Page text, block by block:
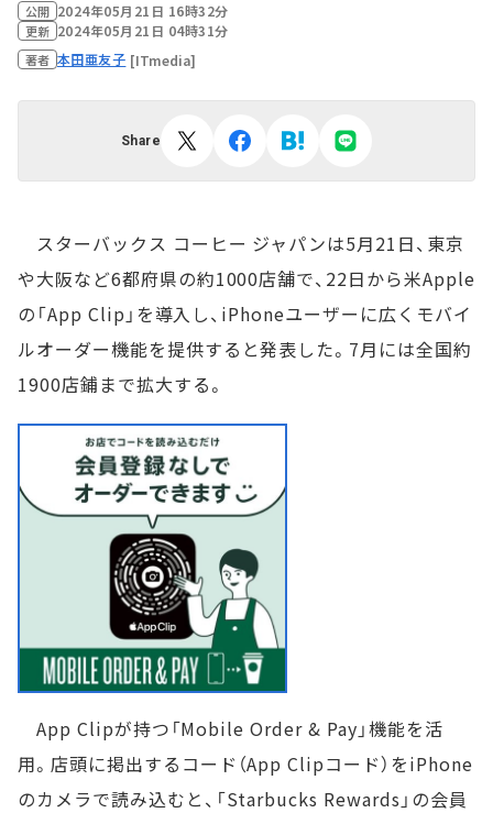
公開 2024年05月21日 16時32分
更新 2024年05月21日 04時31分
著者 本田亜友子 [ITmedia]
Share
スターバックス コーヒー ジャパンは5月21日、東京
や大阪など6都府県の約1000店舗で、22日から米Apple
の「App Clip」を導入し、iPhoneユーザーに広くモバイ
ルオーダー機能を提供すると発表した。7月には全国約
1900店鋪まで拡大する。
App Clipが持つ「Mobile Order & Pay」機能を活
用。店頭に掲出するコード（App Clipコード）をiPhone
のカメラで読み込むと、「Starbucks Rewards」の会員